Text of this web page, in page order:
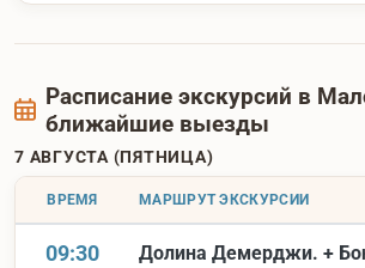
Расписание экскурсий в
ближайшие выезды
7 АВГУСТА (ПЯТНИЦА)
ВРЕМЯ МАРШРУТ ЭКСКУРСИИ
09:30 Долина Демерджи. +